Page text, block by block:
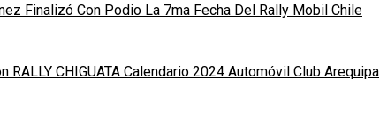
Finalizó Con Podio La 7ma Fecha Del Rally Mobil Chile
RALLY CHIGUATA Calendario 2024 Automóvil Club Arequipa